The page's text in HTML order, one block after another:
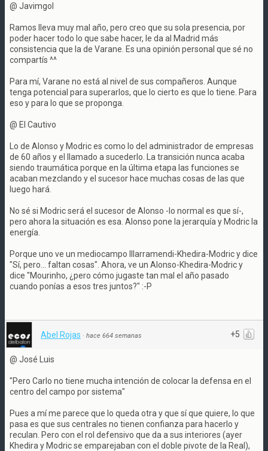
@ Javimgol
Ramos lleva muy mal año, pero creo que su sola presencia, por
poder hacer todo lo que sabe hacer, le da al Madrid más
consistencia que la de Varane. Es una opinión personal que sé no
compartís ^^
Para mí, Varane no está al nivel de sus compañeros. Aunque
tenga potencial para superarlos, que lo cierto es que lo tiene. Para
eso y para lo que se proponga.
@ El Cautivo
Lo de Alonso y Modric es como lo del administrador de empresas
de 60 años y el llamado a sucederlo. La transición nunca acaba
siendo traumática porque en la última etapa las funciones se
acaban mezclando y el sucesor hace muchas cosas de las que
luego hará.
No sé si Modric será el sucesor de Alonso -lo normal es que sí-,
pero ahora la situación es esa. Alonso pone la jerarquía y Modric la
energía.
Porque uno ve un mediocampo Illarramendi-Khedira-Modric y dice
"Sí, pero... faltan cosas". Ahora, ve un Alonso-Khedira-Modric y
dice "Mourinho, ¿pero cómo jugaste tan mal el año pasado
cuando ponías a esos tres juntos?" :-P
+5
Abel Rojas · hace 664 semanas
@ José Luis
"Pero Carlo no tiene mucha intención de colocar la defensa en el
centro del campo por sistema"
Pues a mí me parece que lo queda otra y que sí que quiere, lo que
pasa es que sus centrales no tienen confianza para hacerlo y
reculan. Pero con el rol defensivo que da a sus interiores (ayer
Khedira y Modric se emparejaban con el doble pivote de la Real),